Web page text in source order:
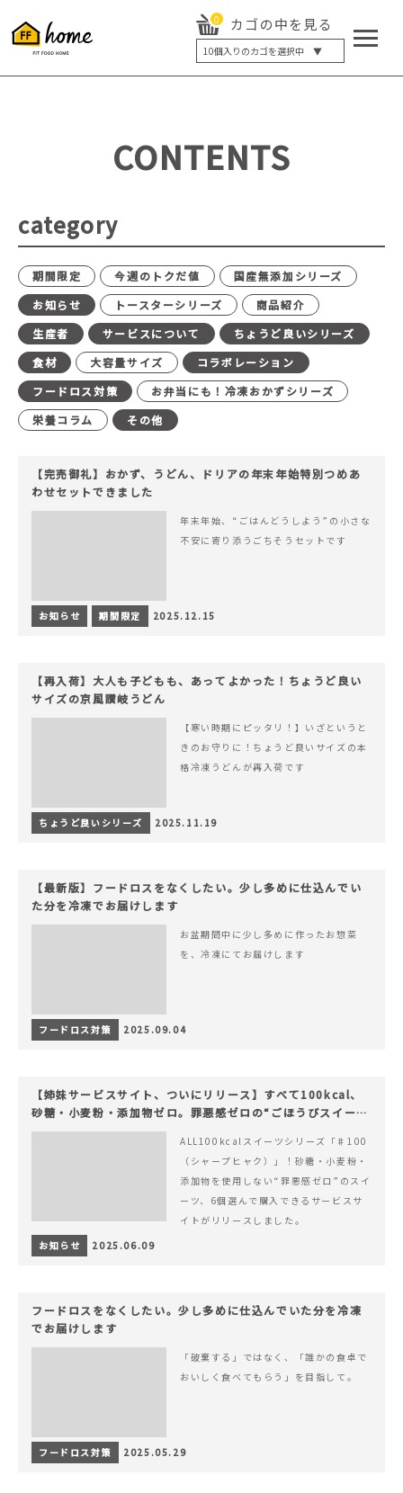
0 カゴの中を見る
10個入りのカゴを選択中 ▼
5個入り
20個入り
最大12%OFF
CONTENTS
category
期間限定 今週のトクだ値
国産無添加シリーズ
お知らせ
トースターシリーズ
商品紹介
生産者
サービスについて
ちょうど良いシリーズ
食材
大容量サイズ
コラボレーション
フードロス対策
お弁当にも！冷凍おかずシリーズ
栄養コラム
その他
【完売御礼】おかず、うどん、ドリアの年末年始特別つめあ
わせセットできました
年末年始、“ごはんどうしよう”の小さな
不安に寄り添うごちそうセットです
お知らせ 期間限定 2025.12.15
【再入荷】大人も子どもも、あってよかった！ちょうど良い
サイズの京風讃岐うどん
【寒い時期にピッタリ！】いざというと
きのお守りに！ちょうど良いサイズの本
格冷凍うどんが再入荷です
ちょうど良いシリーズ 2025.11.19
【最新版】フードロスをなくしたい。少し多めに仕込んでい
た分を冷凍でお届けします
お盆期間中に少し多めに作ったお惣菜
を、冷凍にてお届けします
フードロス対策 2025.09.04
【姉妹サービスサイト、ついにリリース】すべて100kcal、
砂糖・小麦粉・添加物ゼロ。罪悪感ゼロの“ごほうびスイー
ツ”『#100（シャープ100）』
ALL100kcalスイーツシリーズ「♯100
（シャープヒャク）」！砂糖・小麦粉・
添加物を使用しない“罪悪感ゼロ”のスイ
ーツ、6個選んで購入できるサービスサ
イトがリリースしました。
お知らせ
2025.06.09
フードロスをなくしたい。少し多めに仕込んでいた分を冷凍
でお届けします
「破棄する」ではなく、「誰かの食卓で
おいしく食べてもらう」を目指して。
フードロス対策 2025.05.29